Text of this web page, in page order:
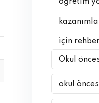
öğretim
için rehber
Okul
okul